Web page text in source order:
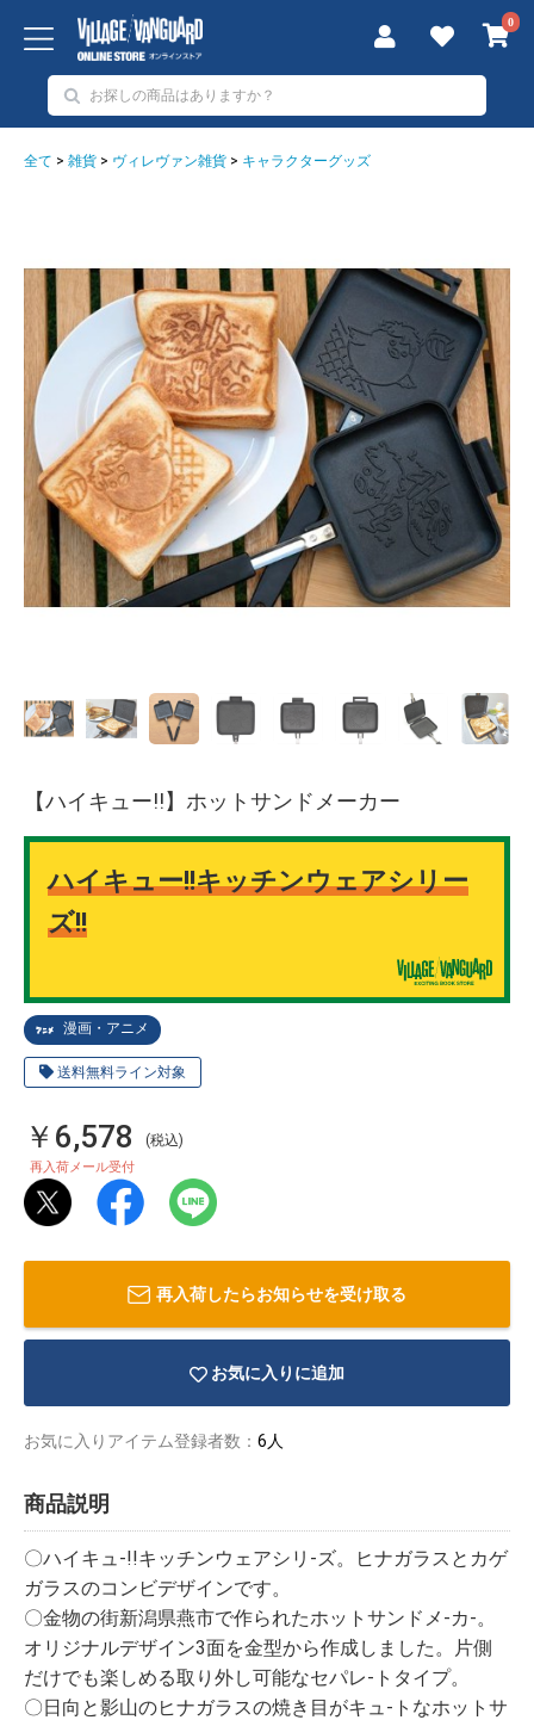
0
全て > 雑貨 > ヴィレヴァン雑貨 > キャラクターグッズ
漫画・アニメ
送料無料ライン対象
【ハイキュー!!】ホットサンドメーカー
ハイキュー!!キッチンウェアシリー
ズ!!
￥6,578 (税込)
再入荷メール受付
再入荷したらお知らせを受け取る
お気に入りに追加
お気に入りアイテム登録者数： 6人
商品説明
〇ハイキュ-!!キッチンウェアシリ-ズ。ヒナガラスとカゲ
ガラスのコンビデザインです。
〇金物の街新潟県燕市で作られたホットサンドメ-カ-。
オリジナルデザイン3面を金型から作成しました。片側
だけでも楽しめる取り外し可能なセパレ-トタイプ。
〇日向と影山のヒナガラスの焼き目がキュ-トなホットサ
イラストレ
ーター